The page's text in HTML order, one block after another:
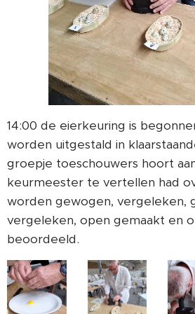
14:00 de eierkeuring is
worden uitgestald in
groepje toeschouwers hoort
keurmeester te vertellen had
worden gewogen, vergeleken,
vergeleken, open gemaakt en
beoordeeld.